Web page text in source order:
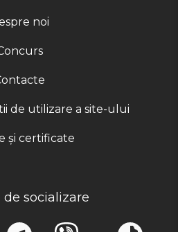
noi
de utilizare a site-ului
și certificate
de socializare